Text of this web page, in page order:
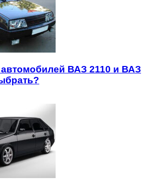
ВАЗ 2110 и ВАЗ